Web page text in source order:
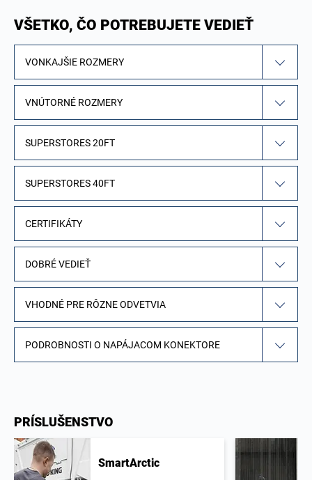
VŠETKO, ČO POTREBUJETE VEDIEŤ
VONKAJŠIE ROZMERY
VNÚTORNÉ ROZMERY
SUPERSTORES 20FT
SUPERSTORES 40FT
CERTIFIKÁTY
DOBRÉ VEDIEŤ
VHODNÉ PRE RÔZNE ODVETVIA
PODROBNOSTI O NAPÁJACOM KONEKTORE
PRÍSLUŠENSTVO
SmartArctic